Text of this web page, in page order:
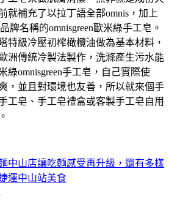
就補充了以拉丁語全部omnis，加上
牌名稱的omnisgreen歐米綠手工皂。
特級冷壓初榨橄欖油做為基本材料，
洲傳統冷製法製作，洗滌產生污水能
綠omnisgreen手工皂，自己實際使
，並且對環境也友善，所以就來個手
工皂、手工皂禮盒或客製手工皂自用
中山店讓吃麵感受再升級，還有多樣
運中山站美食